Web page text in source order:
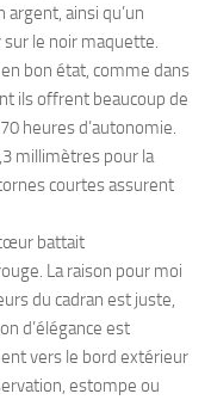
ainsi qu’un
le noir maquette.
bon état, comme dans
ils offrent beaucoup de
heures d’autonomie.
millimètres pour la
courtes assurent
battait
La raison pour moi
du cadran est juste,
d’élégance est
vers le bord extérieur
estompe ou